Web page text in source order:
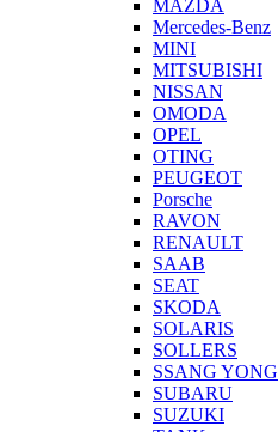
MAZDA
Mercedes-Benz
MINI
MITSUBISHI
NISSAN
OMODA
OPEL
OTING
PEUGEOT
Porsche
RAVON
RENAULT
SAAB
SEAT
SKODA
SOLARIS
SOLLERS
SSANG YONG
SUBARU
SUZUKI